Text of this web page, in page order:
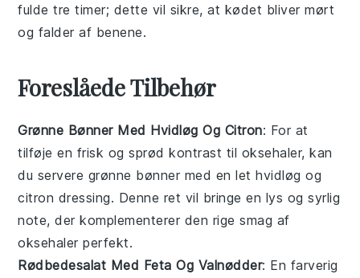
fulde tre timer; dette vil sikre, at kødet bliver mørt
og falder af benene.
Foreslåede Tilbehør
Grønne Bønner Med Hvidløg Og Citron: For at
tilføje en frisk og sprød kontrast til oksehaler, kan
du servere grønne bønner med en lethvidløg og
citron dressing. Denne ret vil bringe en lys og syrlig
note, der komplementerer den rige smag af
oksehaler perfekt.
Rødbedesalat Med Feta Og Valnødder: En farverig